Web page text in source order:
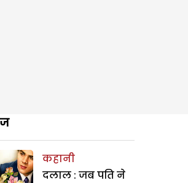
कहानी
दलाल : जब पति ने